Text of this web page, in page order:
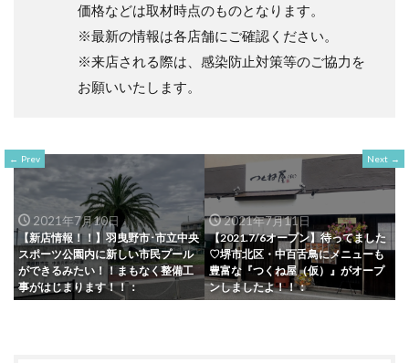
価格などは取材時点のものとなります。
※最新の情報は各店舗にご確認ください。
※来店される際は、感染防止対策等のご協力を
お願いいたします。
Prev
2021年7月10日
【新店情報！！】羽曳野市･市立中央
スポーツ公園内に新しい市民プール
ができるみたい！！まもなく整備工
事がはじまります！！：
Next
2021年7月11日
【2021.7/6オープン】待ってました
♡堺市北区・中百舌鳥にメニューも
豊富な『つくね屋（仮）』がオープ
ンしましたよ！！：